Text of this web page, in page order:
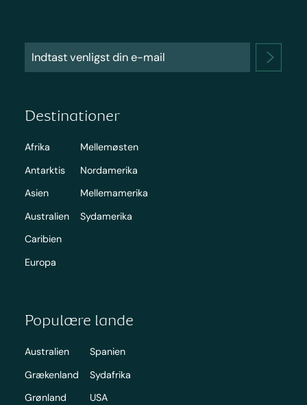
Destinationer
Afrika
Antarktis
Asien
Australien
Caribien
Europa
Mellemøsten
Nordamerika
Mellemamerika
Sydamerika
Populære lande
Australien
Grækenland
Grønland
Spanien
Sydafrika
USA